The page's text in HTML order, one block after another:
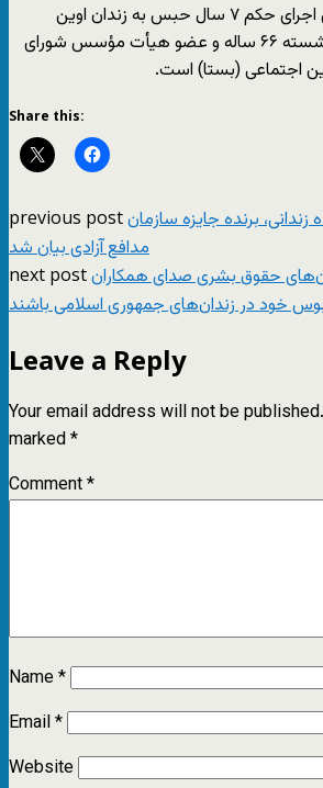
او در ۱۱ تیر سال قبل برای اجرای حکم ۷ سال حبس به زندان اوین
منتقل شد. او کارگر بازنشسته ۶۶ ساله‌ و عضو هیأت مؤسس شورای
اجتماعی (بستا) است.
Share this:
previous postبرنده جایزه سازمان
مدافع آزادی بیان شد
next postحقوق بشری صدای همکاران
خود در زندان‌های جمهوری اسلامی باشند
Leave a Reply
Your email address will not be published.
marked*
Comment*
Name*
Email*
Website